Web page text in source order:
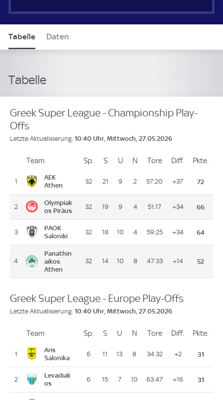
Tabelle Daten
Tabelle
Greek Super League - Championship Play-
Offs
Letzte Aktualisierung: 10:40 Uhr, Mittwoch, 27.05.2026
PlatzTeam Sp. Spiele
SSiege
U Unentschieden
N Niederlagen
ToreToreDiff. Differenz
Pkte.
1
AEK
Athen
32 21 9 2 57:20 +37 72
2
Olympiak
os Piräus
32 19 9 4 51:17 +34 66
3
PAOK
Saloniki
32 18 10 4 59:25 +34 64
4
Panathin
aikos
Athen
32 14 10 8 47:33 +14 52
Greek Super League - Europe Play-Offs
Letzte Aktualisierung: 10:40 Uhr, Mittwoch, 27.05.2026
PlatzTeam Sp. Spiele
S Siege
U Unentschieden
N Niederlagen
ToreToreDiff. Differenz
Pkte.
1
Aris
Salonika
6 11 13 8 34:32 +2 31
2
Levadiak
os
6 15 7 10 63:47 +16 31